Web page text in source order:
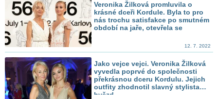
Veronika Žilková promluvila o
krásné dceři Kordule. Byla to pro
nás trochu satisfakce po smutném
období na jaře, otevřela se
12. 7. 2022
Jako vejce vejci. Veronika Žilková
vyvedla poprvé do společnosti
překrásnou dceru Kordulu. Jejich
outfity zhodnotil slavný stylista
hvězd